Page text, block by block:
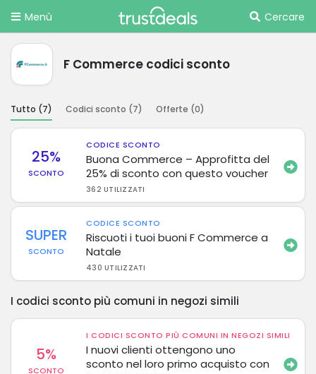
Menù Cercare
F Commerce codici sconto
Tutto (7) Codici sconto (7) Offerte (0)
25%
SCONTO
CODICE SCONTO
Buona Commerce – Approfitta del
25% di sconto con questo voucher
362 UTILIZZATI
SUPER
SCONTO
CODICE SCONTO
Riscuoti i tuoi buoni F Commerce a
Natale
430 UTILIZZATI
I codici sconto più comuni in negozi simili
5%
SCONTO
I CODICI SCONTO PIÙ COMUNI IN NEGOZI SIMILI
I nuovi clienti ottengono uno
sconto nel loro primo acquisto con